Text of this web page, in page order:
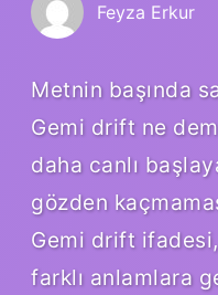
Feyza Erkur
Metnin başında
Gemi drift ne
daha canlı
gözden
Gemi drift
farklı anlamlara